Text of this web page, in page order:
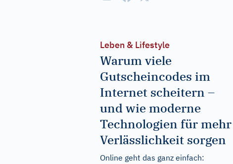
Leben & Lifestyle
Warum viele
Gutscheincodes im
Internet scheitern –
und wie moderne
Technologien für mehr
Verlässlichkeit sorgen
Online geht das ganz einfach: